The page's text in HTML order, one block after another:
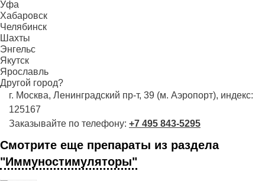
Уфа
Хабаровск
Челябинск
Шахты
Энгельс
Якутск
Ярославль
Другой город?
г. Москва, Ленинградский пр-т, 39 (м. Аэропорт), индекс:
125167
Заказывайте по телефону: +7 495 843-5295
Смотрите еще препараты из раздела
"Иммуностимуляторы"